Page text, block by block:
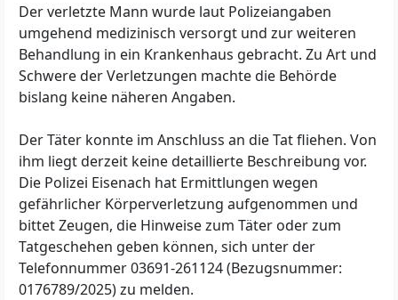
Der verletzte Mann wurde laut Polizeiangaben
umgehend medizinisch versorgt und zur weiteren
Behandlung in ein Krankenhaus gebracht. Zu Art und
Schwere der Verletzungen machte die Behörde
bislang keine näheren Angaben.
Der Täter konnte im Anschluss an die Tat fliehen. Von
ihm liegt derzeit keine detaillierte Beschreibung vor.
Die Polizei Eisenach hat Ermittlungen wegen
gefährlicher Körperverletzung aufgenommen und
bittet Zeugen, die Hinweise zum Täter oder zum
Tatgeschehen geben können, sich unter der
Telefonnummer 03691-261124 (Bezugsnummer:
0176789/2025) zu melden.